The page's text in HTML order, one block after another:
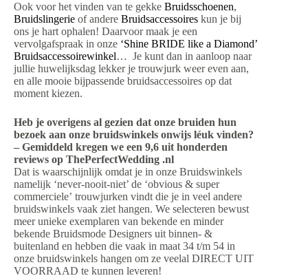
Ook voor het vinden van te gekke Bruidsschoenen,
Bruidslingerie of andere Bruidsaccessoires kun je bij
ons je hart ophalen! Daarvoor maak je een
vervolgafspraak in onze ‘Shine BRIDE like a Diamond’
Bruidsaccessoirewinkel… Je kunt dan in aanloop naar
jullie huwelijksdag lekker je trouwjurk weer even aan,
en alle mooie bijpassende bruidsaccessoires op dat
moment kiezen.
Heb je overigens al gezien dat onze bruiden hun
bezoek aan onze bruidswinkels onwijs léuk vinden?
– Gemiddeld kregen we een 9,6 uit honderden
reviews op ThePerfectWedding .nl
Dat is waarschijnlijk omdat je in onze Bruidswinkels
namelijk ‘never-nooit-niet’ de ‘obvious & super
commerciele’ trouwjurken vindt die je in veel andere
bruidswinkels vaak ziet hangen. We selecteren bewust
meer unieke exemplaren van bekende en minder
bekende Bruidsmode Designers uit binnen- &
buitenland en hebben die vaak in maat 34 t/m 54 in
onze bruidswinkels hangen om ze veelal DIRECT UIT
VOORRAAD te kunnen leveren!